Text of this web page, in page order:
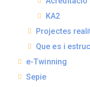
KA2
Projectes
Que es i
e-Twinning
Sepie